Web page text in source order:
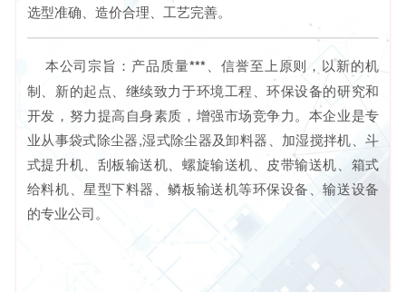
选型准确、造价合理、工艺完善。
本公司宗旨： 产品质量***、信誉至上原则，以新的机
制、新的起点、继续致力于环境工程、环保设备的研究和
开发，努力提高自身素质，增强市场竞争力。本企业是专
业从事袋式除尘器,湿式除尘器及卸料器、加湿搅拌机、斗
式提升机、刮板输送机、螺旋输送机、皮带输送机、箱式
给料机、星型下料器、鳞板输送机等环保设备、输送设备
的专业公司。